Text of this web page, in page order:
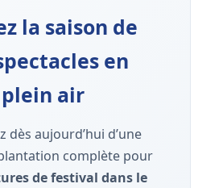
la saison de
en
plein air
dès aujourd’hui d’une
complète pour
de festival dans le